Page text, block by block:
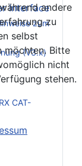
Interface
zum
(V3.x)
CAT-
andere
zu
selbst
möchten. Bitte
nicht
stehen.